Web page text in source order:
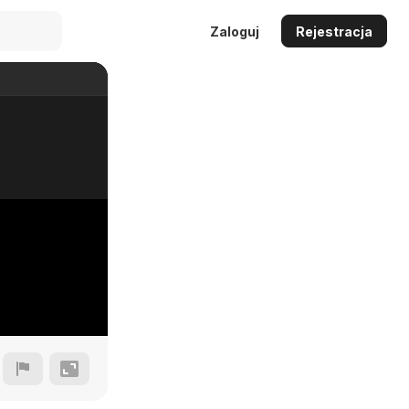
Zaloguj Rejestracja